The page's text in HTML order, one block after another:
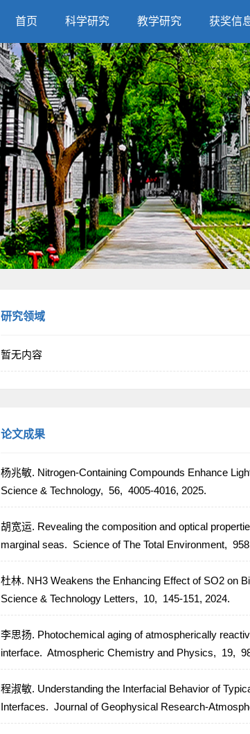
首页 科学研究 教学研究 获奖信
研究领域
暂无内容
论文成果
杨兆敏. Nitrogen-Containing Compounds Enhance
Science & Technology, 56, 4005-4016, 2025.
胡宽运. Revealing the composition and optical
marginal seas. Science of The Total Environment,
杜林. NH3 Weakens the Enhancing Effect of SO2 on
Science & Technology Letters, 10, 145-151, 2024.
李思扬. Photochemical aging of atmospherically
interface. Atmospheric Chemistry and Physics, 19,
程淑敏. Understanding the Interfacial Behavior of
Interfaces. Journal of Geophysical Research-